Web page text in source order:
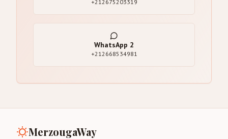
+212675203319
WhatsApp 2
+212668534981
MerzougaWay